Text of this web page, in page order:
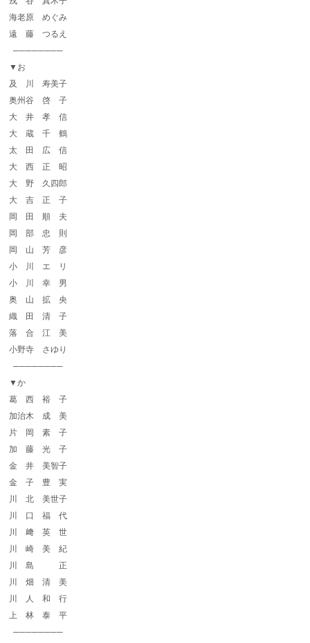
海老原 めぐみ
遠 藤 つるえ
────────
▼お
及 川 寿美子
奥州谷 啓 子
大 井 孝 信
大 蔵 千 鶴
太 田 広 信
大 西 正 昭
大 野 久四郎
大 吉 正 子
岡 田 順 夫
岡 部 忠 則
岡 山 芳 彦
小 川 エ リ
小 川 幸 男
奥 山 拡 央
織 田 清 子
落 合 江 美
小野寺 さゆり
────────
▼か
葛 西 裕 子
加治木 成 美
片 岡 素 子
加 藤 光 子
金 井 美智子
金 子 豊 実
川 北 美世子
川 口 福 代
川 﨑 英 世
川 崎 美 紀
川 島 正
川 畑 清 美
川 人 和 行
上 林 泰 平
────────